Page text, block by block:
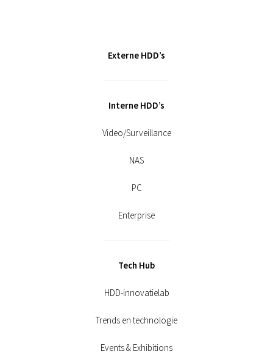
Externe HDD’s
Interne HDD’s
Video/Surveillance
NAS
PC
Enterprise
Tech Hub
HDD-innovatielab
Trends en technologie
Events & Exhibitions